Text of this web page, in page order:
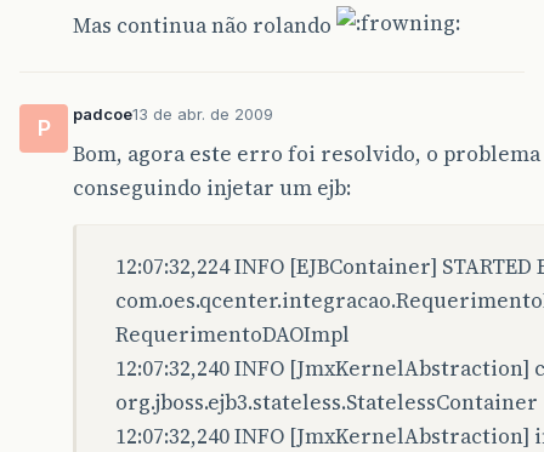
Mas continua não rolando
P
padcoe13 de abr. de 2009
Bom, agora este erro foi resolvido, o problema
conseguindo injetar um ejb:
12:07:32,224 INFO [EJBContainer] STARTED
RequerimentoDAOImpl
12:07:32,240 INFO
org.jboss.ejb3.stateless.StatelessContainer
12:07:32,240 INFO [JmxKernelAbstraction]